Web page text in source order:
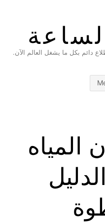
دائم بكل ما يشغل العالم الآن.
المياه